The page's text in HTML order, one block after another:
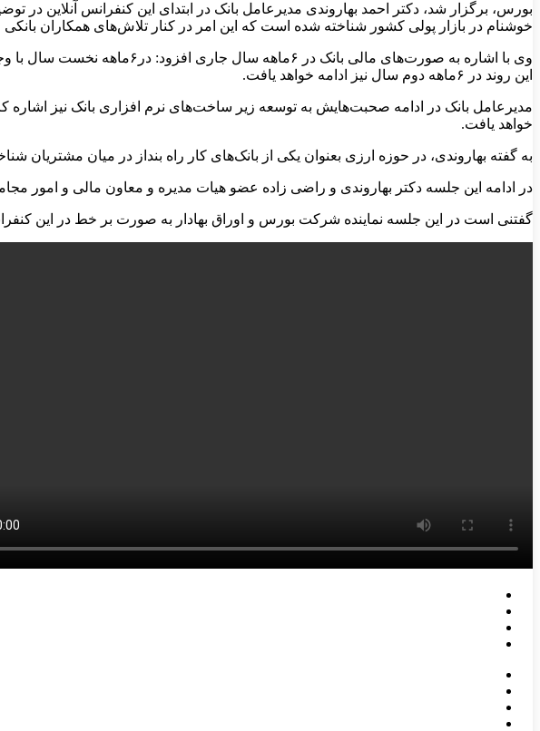
بورس، برگزار شد، دکتر احمد بهاروندی مدیرعامل بانک در ابتدای این کنفرانس آنلاین
خوشنام در بازار پولی کشور شناخته شده است که این امر در کنار تلاش‌‎های همکاران بانکی مرهون حمایت‌های سهامداران خوب بانک است.
وی با اشاره به صورت‌های مالی
این روند در ۶ماهه دوم سال نیز ادامه خواهد یافت.
مدیرعامل بانک در ادامه صحبت‌هایش به توسعه زیر ساخت‌های نرم افزاری بانک نیز اشاره
خواهد یافت.
به گفته بهاروندی، در حوزه ارزی بعنوان یکی از بانک‌های کار راه بنداز در میان مشتریان
در ادامه این جلسه دکتر بهاروندی و راضی زاده عضو هیات مدیره و معاون مالی و امور
گفتنی است در این جلسه نماینده شرکت بورس و اوراق بهادار به صورت بر خط در این